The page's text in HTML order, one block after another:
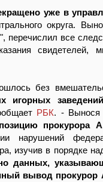
уже в
округа.
перечислил все
свидетелей,
без
игорных
РБК. - Вынося
прокурора
нарушений
изучив в порядке
данных,
вывод прокурор